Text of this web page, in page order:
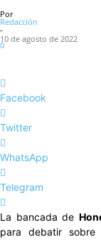
Por
Redacción
-
10 de agosto de 2022
0
Facebook
Twitter
WhatsApp
Telegram
La bancada de
para debatir